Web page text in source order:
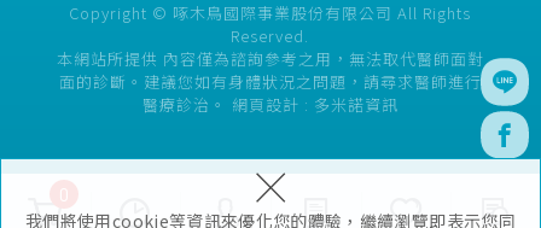
我們將使用cookie等資訊來優化您的體驗，繼續瀏覽即表示您同
×
Copyright © 啄木鳥國際事業股份有限公司 All Rights
Reserved.
本網站所提供 內容僅為諮詢參考之用，無法取代醫師面對
面的診斷。建議您如有身體狀況之問題，請尋求醫師進行
醫療診治。 網頁設計 : 多米諾資訊
0